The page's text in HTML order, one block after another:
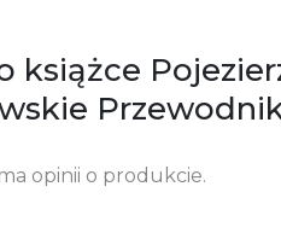
oraz informacje dotyczące
książce
opinii o produkcie.